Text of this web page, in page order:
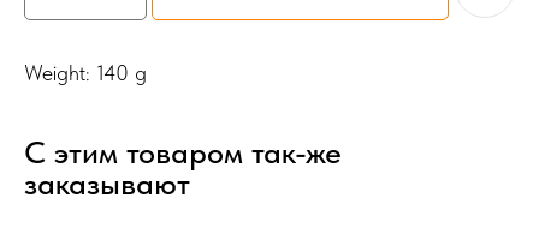
Weight: 140 g
С этим товаром так-же
заказывают